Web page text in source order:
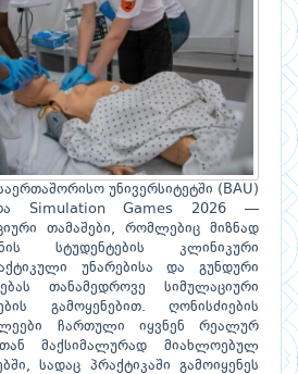
უნივერსიტეტში (BAU)
Simulation Games 2026 —
თამაშები, რომლებიც მიზნად
სტუდენტების კლინიკური
უნარებისა და გუნდური
თანამედროვე სიმულაციური
გამოყენებით. ღონისძიების
ჩართული იყვნენ რეალურ
მაქსიმალურად მიახლოებულ
სადაც პრაქტიკაში გამოიყენეს